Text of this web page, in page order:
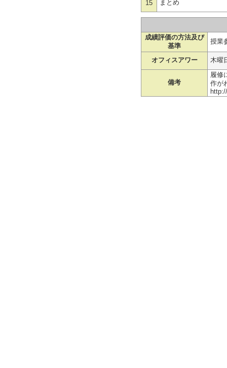
15 まとめ
成績評価の方法及び
基準
授業
オフィスアワー 木曜
備考
履修
作が